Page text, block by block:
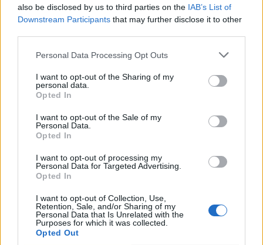
also be disclosed by us to third parties on the IAB’s List of
Downstream Participants that may further disclose it to other
Personal Data Processing Opt Outs
I want to opt-out of the Sharing of my
personal data.
Opted In
I want to opt-out of the Sale of my
Personal Data.
Opted In
I want to opt-out of processing my
Personal Data for Targeted Advertising.
Opted In
I want to opt-out of Collection, Use,
Retention, Sale, and/or Sharing of my
Personal Data that Is Unrelated with the
Purposes for which it was collected.
Opted Out
Από 2-5 Οκτωβρίου η
Εμποροβιοτεχνική Έκθεση Καρδίτσας
Από τηνΠέμπτη 2 Οκτωβρίου μέχρι και την Κυριακή 5
Οκτωβρίουσχεδιάζει το ΕΒΕ Καρδίτσας να διοργανώσει
αποτελέσει το επιχειρηματικό γεγονός της χρονιάς για την
περιοχή μας.
Κατηγορία Τοπική Επικαιρότητα 27 Μαϊ 2025